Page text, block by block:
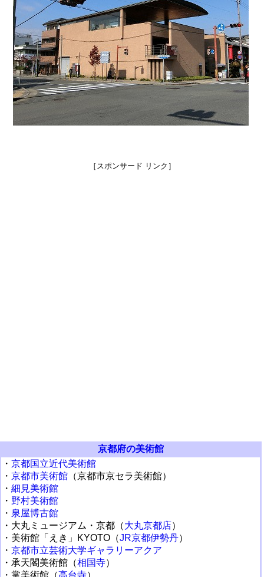
［スポンサード リンク］
京都府の美術館
・ 京都国立近代美術館
・ 京都市美術館 （京都市京セラ美術館）
・ 細見美術館
・ 野村美術館
・ 泉屋博古館
・大丸ミュージアム・京都（大丸京都店）
・美術館「えき」KYOTO（JR京都伊勢丹）
・ 京都市立芸術大学ギャラリーアクア
・承天閣美術館（相国寺）
・掌美術館（高台寺）